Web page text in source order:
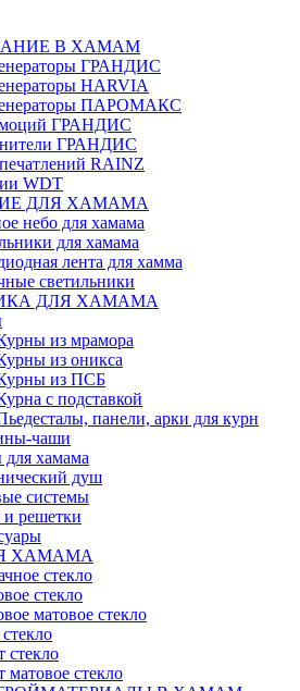
В ХАМАМ
ГРАНДИС
HARVIA
ПАРОМАКС
ГРАНДИС
ГРАНДИС
RAINZ
WDT
ДЛЯ ХАМАМА
небо для хамама
для хамама
лента для хамма
светильники
ДЛЯ ХАМАМА
из мрамора
из оникса
из ПСБ
с подставкой
панели, арки для курн
чаши
хамама
душ
системы
решетки
ХАМАМА
стекло
стекло
матовое стекло
стекло
матовое стекло